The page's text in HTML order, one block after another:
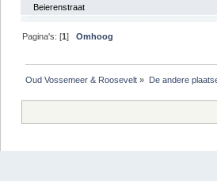
Beierenstraat
Pagina's: [1]Omhoog
Oud Vossemeer & Roosevelt » De andere